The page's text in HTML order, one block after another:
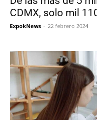
CDMX, solo mil
ExpokNews - 22 febrero 2024